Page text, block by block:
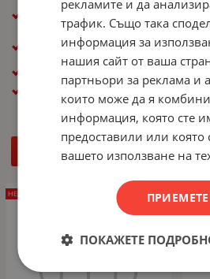
ПРЕДНАЗНАЧЕН ЗА:
Сървъри
КАПАЦИТЕТ, GB: 1 200
ФОРМ ФАКТОР: 2.5"
ДЕТАЙЛИ
НЕНАЛИЧЕН
рекламите и да
трафик. Също така
информация за
нашия сайт от ваша
партньори за реклама и
които може да я
информация, която сте
предоставили или която
вашето използване на
ПОКАЖЕТЕ